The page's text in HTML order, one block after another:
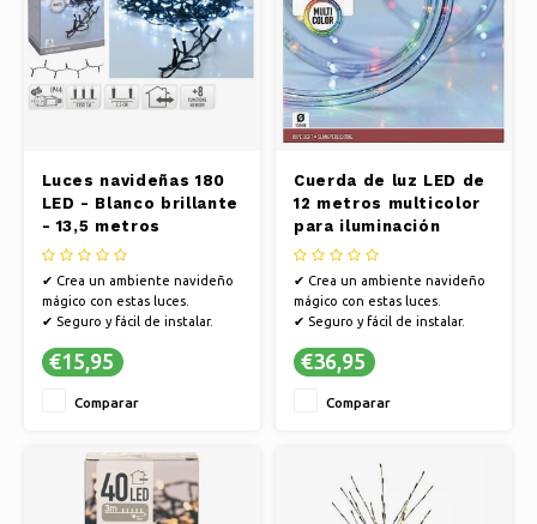
Luces navideñas 180
LED - Blanco brillante
- 13,5 metros
✔ Crea un ambiente navideño
mágico con estas luces.
✔ Seguro y fácil de instalar.
cualquier estancia.
€15,95
Comparar
Cuerda de luz LED de
12 metros multicolor
para iluminación
decorativa
✔ Crea un ambiente navideño
mágico con estas luces.
✔ Seguro y fácil de instalar.
cualquier estancia.
€36,95
Comparar